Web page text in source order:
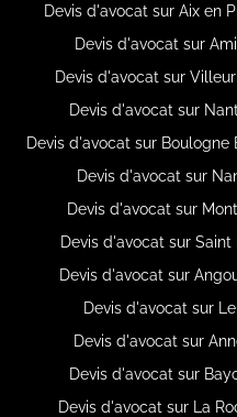
Devis d'avocat sur Aix en
Devis d'avocat sur
Devis d'avocat sur
Devis d'avocat sur
Devis d'avocat sur
Devis d'avocat sur
Devis d'avocat sur
Devis d'avocat sur
Devis d'avocat sur
Devis d'avocat sur
Devis d'avocat sur
Devis d'avocat sur
Devis d'avocat sur La